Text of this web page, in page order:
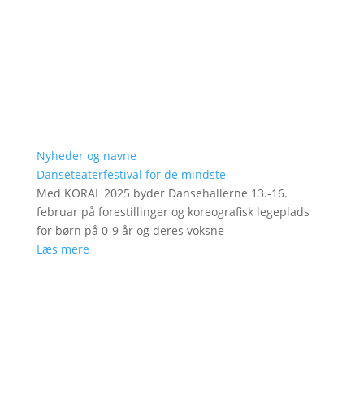
Nyheder og navne
Danseteaterfestival for de mindste
Med KORAL 2025 byder Dansehallerne 13.-16.
februar på forestillinger og koreografisk legeplads
for børn på 0-9 år og deres voksne
Læs mere